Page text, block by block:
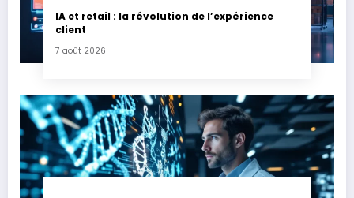
IA et retail : la révolution de l’expérience
client
7 août 2026